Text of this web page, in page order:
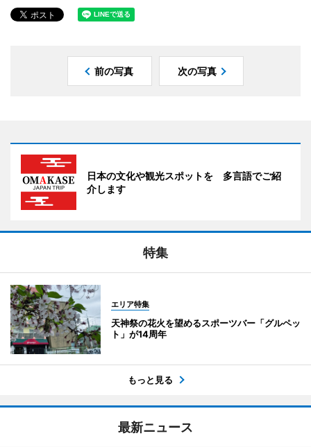
前の写真 次の写真
日本の文化や観光スポットを 多言語でご紹
介します
特集
エリア特集
天神祭の花火を望めるスポーツバー「グルペッ
ト」が14周年
もっと見る
最新ニュース